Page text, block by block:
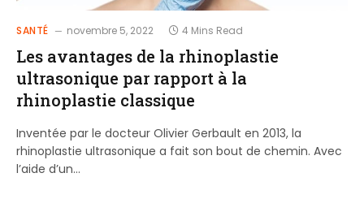
SANTÉ novembre 5, 2022 4 Mins Read
Les avantages de la rhinoplastie
ultrasonique par rapport à la
rhinoplastie classique
Inventée par le docteur Olivier Gerbault en 2013, la
rhinoplastie ultrasonique a fait son bout de chemin. Avec
l’aide d’un…